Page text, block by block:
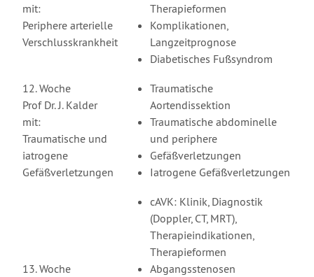
mit:
Periphere arterielle
Verschlusskrankheit
Therapieformen
Komplikationen,
Langzeitprognose
Diabetisches Fußsyndrom
12. Woche
Prof Dr. J. Kalder
mit:
Traumatische und
iatrogene
Gefäßverletzungen
Traumatische
Aortendissektion
Traumatische abdominelle
und periphere
Gefäßverletzungen
Iatrogene Gefäßverletzungen
13. Woche
cAVK: Klinik, Diagnostik
(Doppler, CT, MRT),
Therapieindikationen,
Therapieformen
Abgangsstenosen